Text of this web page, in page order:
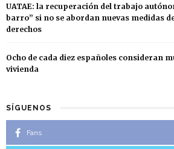
UATAE: la recuperación del trabajo
barro” si no se abordan nuevas medidas
derechos
Ocho de cada diez españoles consideran
vivienda
SÍGUENOS
Fans